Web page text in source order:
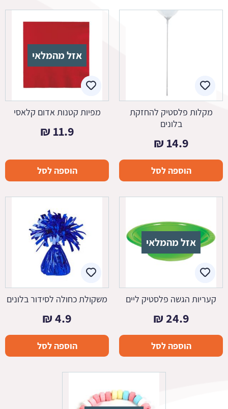
מקלות פלסטיק להחזקת
בלונים
14.9
₪
הוספה לסל
אזל מהמלאי
מפיות קטנות אדום קלאסי
11.9
₪
הוספה לסל
אזל מהמלאי
קעריות הגשה פלסטיק ליים
24.9
₪
הוספה לסל
משקולת כחולה לסידור בלונים
4.9
₪
הוספה לסל